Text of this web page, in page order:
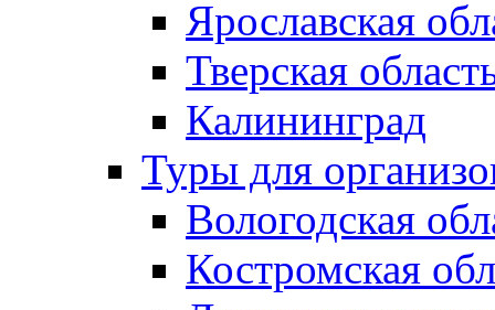
Ярославская
Тверская
Калининград
Туры для
Вологодская
Костромская